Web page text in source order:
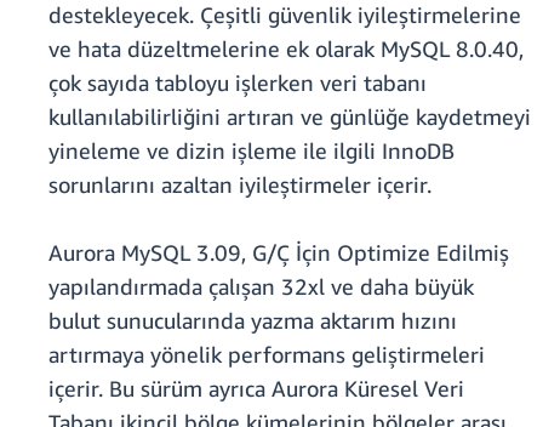
destekleyecek. Çeşitli güvenlik iyileştirmelerine
ve hata düzeltmelerine ek olarak MySQL 8.0.40,
çok sayıda tabloyu işlerken veri tabanı
kullanılabilirliğini artıran ve günlüğe kaydetmeyi
yineleme ve dizin işleme ile ilgili InnoDB
sorunlarını azaltan iyileştirmeler içerir.
Aurora MySQL 3.09, G/Ç İçin Optimize Edilmiş
yapılandırmada çalışan 32xl ve daha büyük
bulut sunucularında yazma aktarım hızını
artırmaya yönelik performans geliştirmeleri
içerir. Bu sürüm ayrıca Aurora Küresel Veri